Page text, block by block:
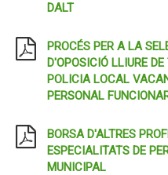
DALT
PROCÉS PER A LA
D'OPOSICIÓ LLIURE
POLICIA LOCAL
PERSONAL
BORSA D'ALTRES
ESPECIALITATS DE
MUNICIPAL